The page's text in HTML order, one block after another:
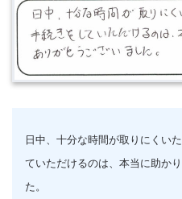
日中、十分な時間が取りにくい
ていただけるのは、本当に助か
た。